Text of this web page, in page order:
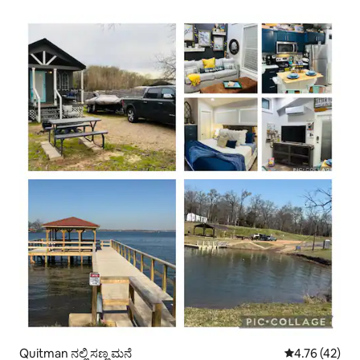
Quitman ನಲ್ಲಿ ಸಣ್ಣ ಮನೆ 5 ರಲ್ಲಿ 4.76
4.76 (42)